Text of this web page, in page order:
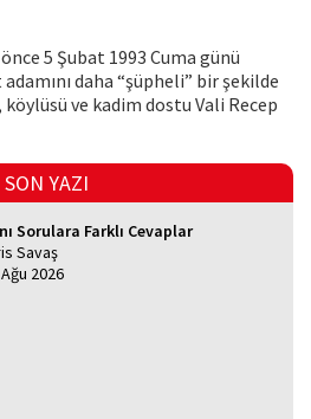
5 Şubat 1993 Cuma günü
daha “şüpheli” bir şekilde
ve kadim dostu Vali Recep
SON YAZI
Sorulara Farklı Cevaplar
Savaş
2026